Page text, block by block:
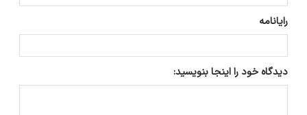
رایانامه
دیدگاه خود را اینجا بنویسید: